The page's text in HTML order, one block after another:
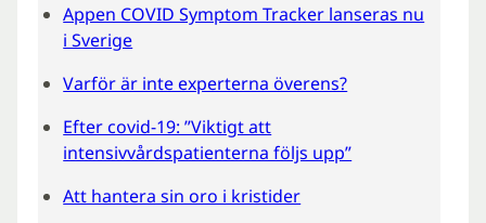
Appen COVID Symptom Tracker lanseras nu
i Sverige
Varför är inte experterna överens?
Efter covid-19: ”Viktigt att
intensivvårdspatienterna följs upp”
Att hantera sin oro i kristider